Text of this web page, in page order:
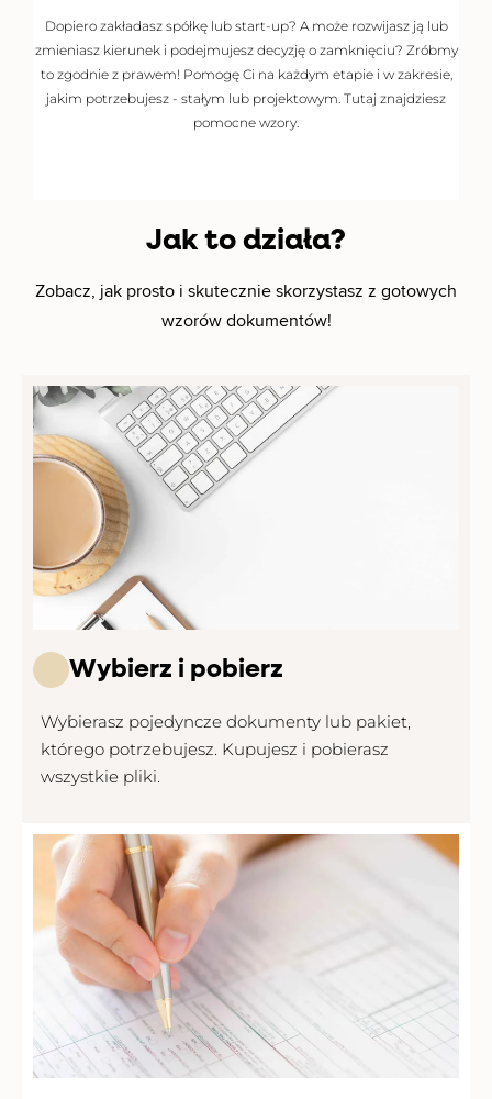
Dopiero zakładasz spółkę lub start-up? A może rozwijasz ją lub
zmieniasz kierunek i podejmujesz decyzję o zamknięciu? Zróbmy
to zgodnie z prawem! Pomogę Ci na każdym etapie i w zakresie,
jakim potrzebujesz - stałym lub projektowym. Tutaj znajdziesz
pomocne wzory.
SPRAWDŹ WSPARCIE
Jak to działa?
Zobacz, jak prosto i skutecznie skorzystasz z gotowych
wzorów dokumentów!
Wybierz i pobierz
.
Wybierasz pojedyncze dokumenty lub pakiet,
którego potrzebujesz. Kupujesz i pobierasz
wszystkie pliki.